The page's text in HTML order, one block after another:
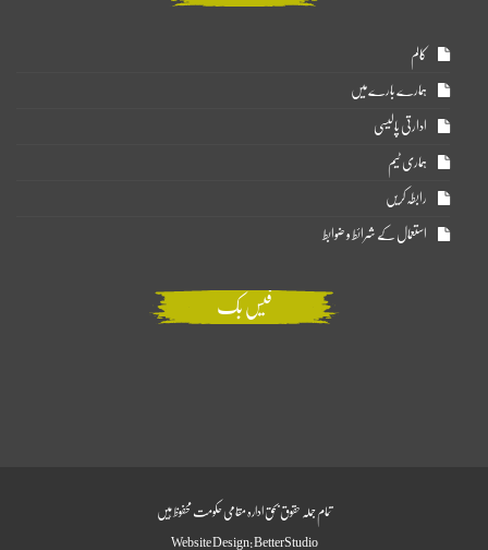
کالم
ہمارے بارے میں
ادارتی پالیسی
ہماری ٹیم
رابطہ کریں
استعمال کے شرائط و ضوابط
فیس بک
تمام جملہ حقوق بحق ادارہ مقامی حکومت محفوظ ہیں
Website Design: BetterStudio